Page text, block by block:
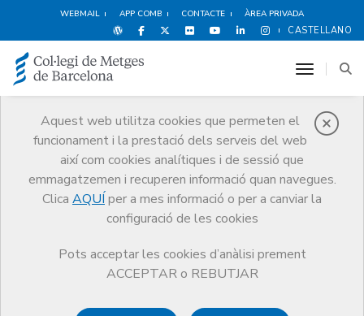
WEBMAIL APP COMB CONTACTE ÀREA PRIVADA
CASTELLANO
Aquest web utilitza cookies que permeten el
funcionament i la prestació dels serveis del web
així com cookies analítiques i de sessió que
emmagatzemen i recuperen informació quan navegues.
Clica AQUÍ per a mes informació o per a canviar la
configuració de les cookies
Pots acceptar les cookies d’anàlisi prement
ACCEPTAR o REBUTJAR
toggle
Notícies
Comunicació
Notícies
Premis a l’Excel·lència Professional 2022: el CoMB recupera els
guardons que reconeixen el compromís i el lideratge